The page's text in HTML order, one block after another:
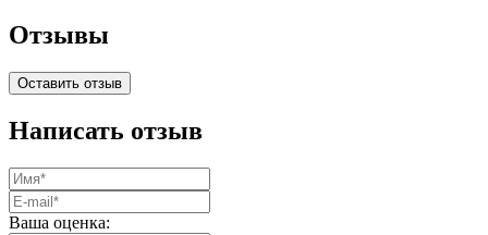
Отзывы
Оставить отзыв
Написать отзыв
Ваша оценка: